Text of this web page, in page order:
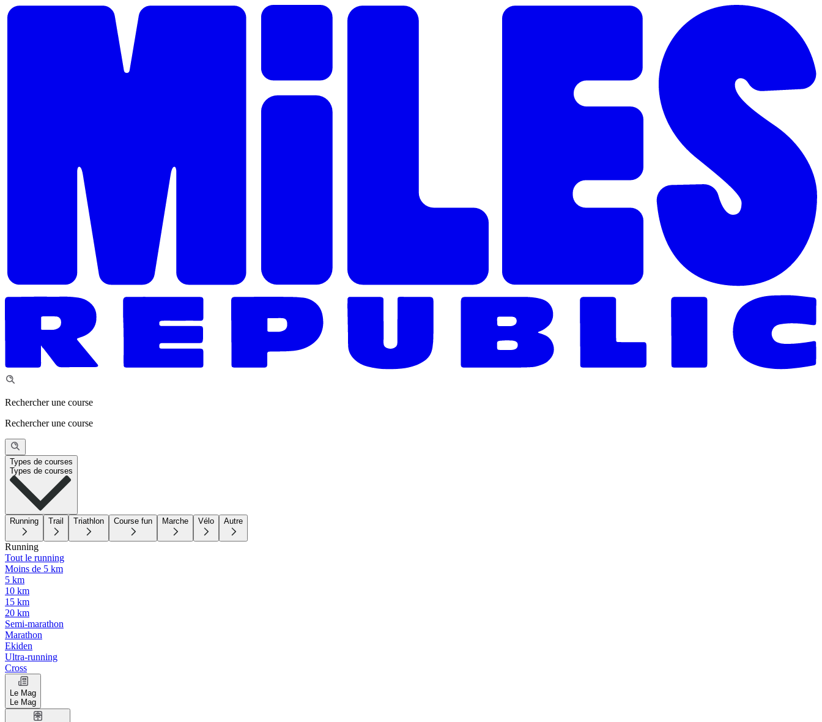
Rechercher une course
Rechercher une course
Types de courses
Types de courses
Running Trail Triathlon Course fun Marche Vélo Autre
Running
Tout le running
Moins de 5 km
5 km
10 km
15 km
20 km
Semi-marathon
Marathon
Ekiden
Ultra-running
Cross
Le Mag
Le Mag